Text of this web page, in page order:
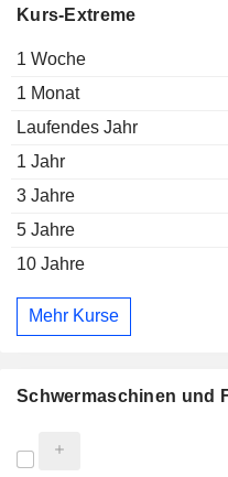
Kurs-Extreme
1 Woche
1 Monat
Laufendes Jahr
1 Jahr
3 Jahre
5 Jahre
10 Jahre
Mehr Kurse
Schwermaschinen und